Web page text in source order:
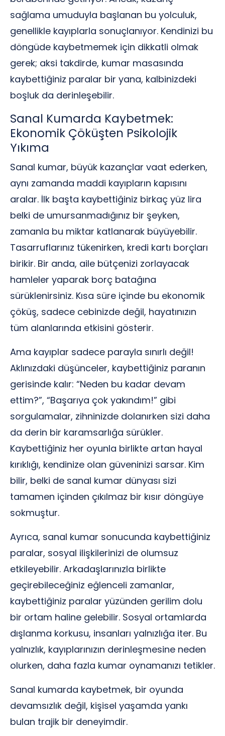
sağlama umuduyla başlanan bu yolculuk,
genellikle kayıplarla sonuçlanıyor. Kendinizi bu
döngüde kaybetmemek için dikkatli olmak
gerek; aksi takdirde, kumar masasında
kaybettiğiniz paralar bir yana, kalbinizdeki
boşluk da derinleşebilir.
Sanal Kumarda Kaybetmek:
Ekonomik Çöküşten Psikolojik
Yıkıma
Sanal kumar, büyük kazançlar vaat ederken,
aynı zamanda maddi kayıpların kapısını
aralar. İlk başta kaybettiğiniz birkaç yüz lira
belki de umursanmadığınız bir şeyken,
zamanla bu miktar katlanarak büyüyebilir.
Tasarruflarınız tükenirken, kredi kartı borçları
birikir. Bir anda, aile bütçenizi zorlayacak
hamleler yaparak borç batağına
sürüklenirsiniz. Kısa süre içinde bu ekonomik
çöküş, sadece cebinizde değil, hayatınızın
tüm alanlarında etkisini gösterir.
Ama kayıplar sadece parayla sınırlı değil!
Aklınızdaki düşünceler, kaybettiğiniz paranın
gerisinde kalır: “Neden bu kadar devam
ettim?”, “Başarıya çok yakındım!” gibi
sorgulamalar, zihninizde dolanırken sizi daha
da derin bir karamsarlığa sürükler.
Kaybettiğiniz her oyunla birlikte artan hayal
kırıklığı, kendinize olan güveninizi sarsar. Kim
bilir, belki de sanal kumar dünyası sizi
tamamen içinden çıkılmaz bir kısır döngüye
sokmuştur.
Ayrıca, sanal kumar sonucunda kaybettiğiniz
paralar, sosyal ilişkilerinizi de olumsuz
etkileyebilir. Arkadaşlarınızla birlikte
geçirebileceğiniz eğlenceli zamanlar,
kaybettiğiniz paralar yüzünden gerilim dolu
bir ortam haline gelebilir. Sosyal ortamlarda
dışlanma korkusu, insanları yalnızlığa iter. Bu
yalnızlık, kayıplarınızın derinleşmesine neden
olurken, daha fazla kumar oynamanızı tetikler.
Sanal kumarda kaybetmek, bir oyunda
devamsızlık değil, kişisel yaşamda yankı
bulan trajik bir deneyimdir.